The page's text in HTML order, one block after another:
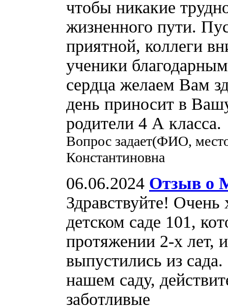
чтобы никакие
жизненного пути.
приятной, коллеги
ученики
сердца желаем Вам
день приносит в
родители 4 А класса.
Вопрос задает(ФИО,
Константиновна
06.06.2024 Отзыв о
Здравствуйте! Очень
детском саде 101,
протяжении 2-х лет,
выпустились из
нашем саду,
заботливые